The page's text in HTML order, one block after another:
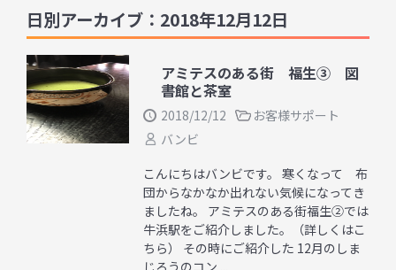
日別アーカイブ：2018年12月12日
アミテスのある街 福生③ 図
書館と茶室
2018/12/12
お客様サポート
バンビ
こんにちはバンビです。 寒くなって 布
団からなかなか出れない気候になってき
ましたね。 アミテスのある街福生②では
牛浜駅をご紹介しました。（詳しくはこ
ちら） その時にご紹介した 12月のしま
じろうのコン ...